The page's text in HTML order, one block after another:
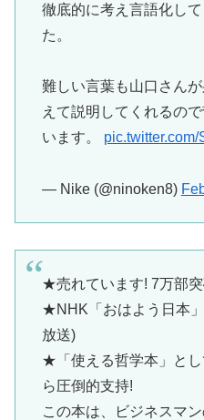
徹底的に考え言語化し
た。
難しい言葉も山口さん
えて説明してくれるの
います。
— Nike (@ninoken8)
★売れています! 7万部突
★NHK「おはよう日本
放送)
★「使える哲学本」と
ら圧倒的支持!
この本は、ビジネスマ